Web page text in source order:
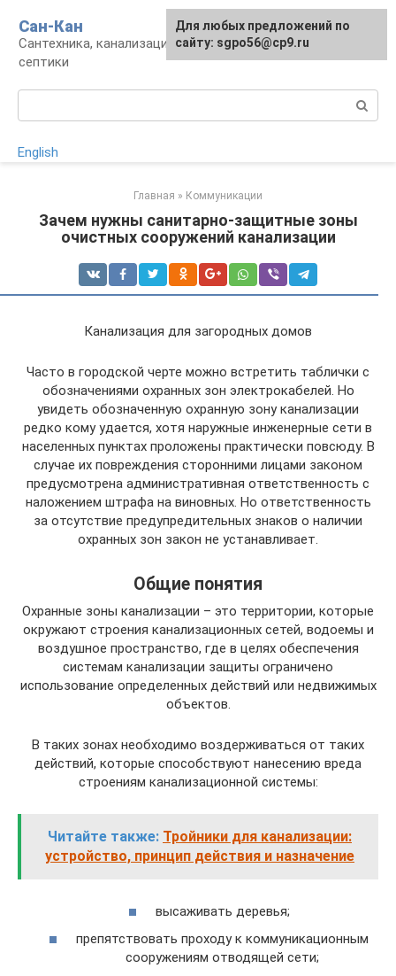
контенту
Сан-Кан
Сантехника, канализация, водопровод,
септики
English
Главная » Коммуникации
Зачем нужны санитарно-защитные зоны
очистных сооружений канализации
Канализация для загородных домов
Часто в городской черте можно встретить таблички с
обозначениями охранных зон электрокабелей. Но
увидеть обозначенную охранную зону канализации
редко кому удается, хотя наружные инженерные сети в
населенных пунктах проложены практически повсюду. В
случае их повреждения сторонними лицами законом
предусмотрена административная ответственность с
наложением штрафа на виновных. Но ответственность
за отсутствие предупредительных знаков о наличии
охранных зон закон не устанавливает.
Общие понятия
Охранные зоны канализации – это территории, которые
окружают строения канализационных сетей, водоемы и
воздушное пространство, где в целях обеспечения
системам канализации защиты ограничено
использование определенных действий или недвижимых
объектов.
В таких зонах необходимо воздерживаться от таких
действий, которые способствуют нанесению вреда
строениям канализационной системы:
Читайте также: Тройники для канализации:
устройство, принцип действия и назначение
высаживать деревья;
препятствовать проходу к коммуникационным
сооружениям отводящей сети;
Для любых предложений по
сайту: sgpo56@cp9.ru